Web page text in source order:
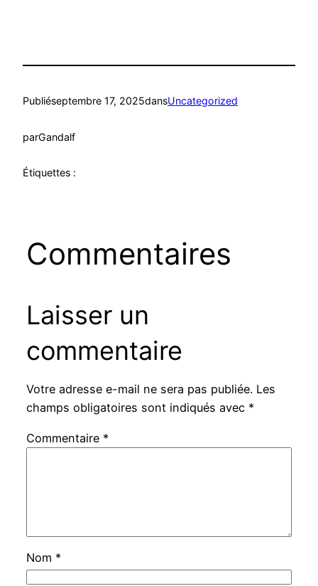
Publiéseptembre 17, 2025dansUncategorized
parGandalf
Étiquettes :
Commentaires
Laisser un
commentaire
Votre adresse e-mail ne sera pas publiée. Les
champs obligatoires sont indiqués avec *
Commentaire *
Nom *